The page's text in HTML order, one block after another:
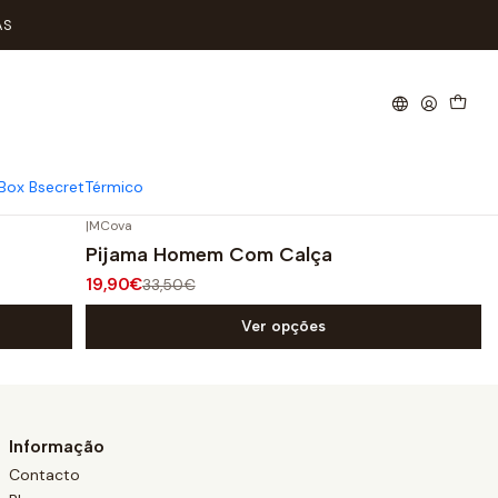
BsecretTérmico
|MCova
Pijama Homem Com Calça
19,90€33,50€
Ver opções
Informação
Contacto